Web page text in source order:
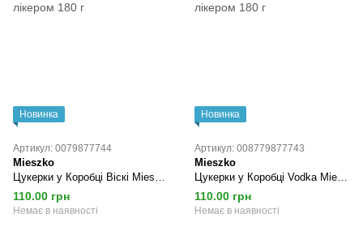
Новинка
Артикул: 0079877744
Mieszko
110.00 грн
Немає в наявності
Новинка
Артикул: 008779877743
Mieszko
110.00 грн
Немає в наявності